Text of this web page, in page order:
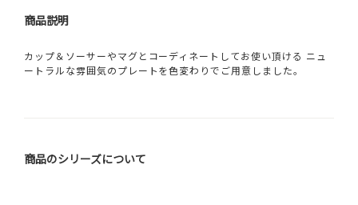
商品説明
カップ＆ソーサーやマグとコーディネートしてお使い頂ける ニュ
ートラルな雰囲気のプレートを色変わりでご用意しました。
商品のシリーズについて